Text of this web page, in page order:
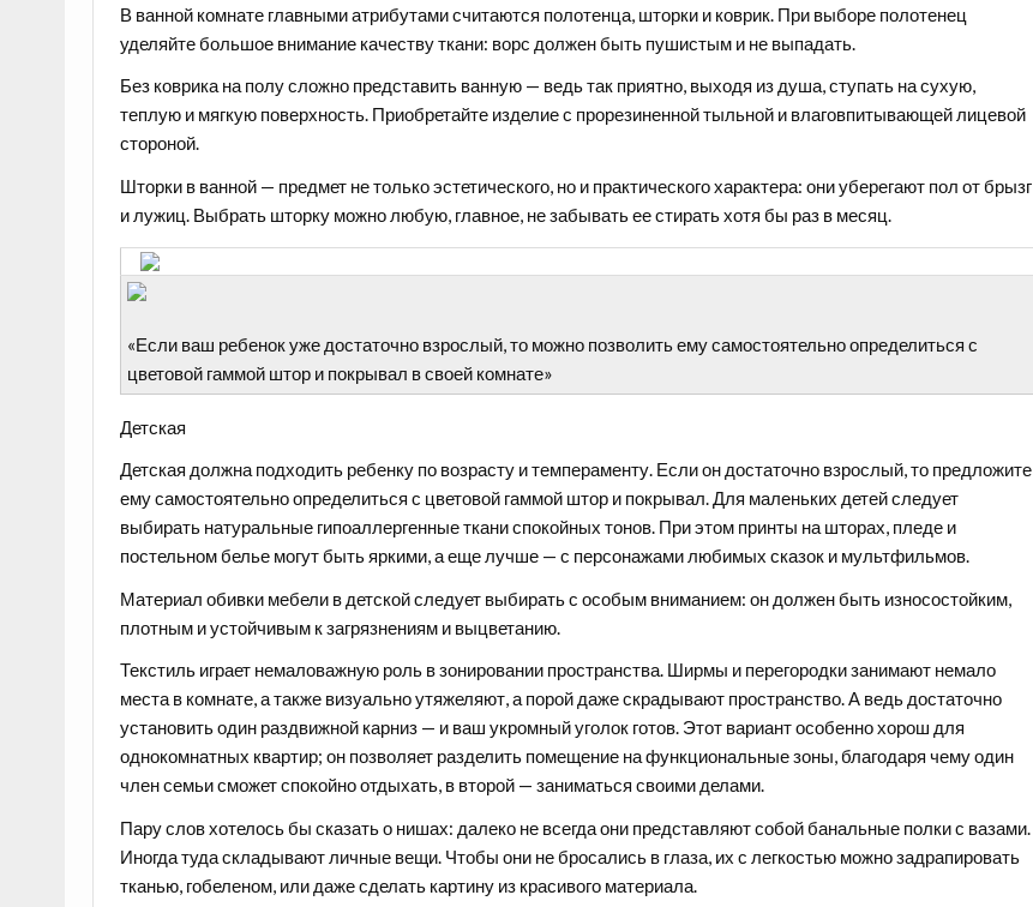
В ванной комнате главными атрибутами считаются полотенца, шторки и коврик. При выборе полотенец
уделяйте большое внимание качеству ткани: ворс должен быть пушистым и не выпадать.
Без коврика на полу сложно представить ванную — ведь так приятно, выходя из душа, ступать на сухую,
теплую и мягкую поверхность. Приобретайте изделие с прорезиненной тыльной и влаговпитывающей лицевой
стороной.
Шторки в ванной — предмет не только эстетического, но и практического характера: они уберегают пол от брызг
и лужиц. Выбрать шторку можно любую, главное, не забывать ее стирать хотя бы раз в месяц.
«Если ваш ребенок уже достаточно взрослый, то можно позволить ему самостоятельно определиться с
цветовой гаммой штор и покрывал в своей комнате»
Детская
Детская должна подходить ребенку по возрасту и темпераменту. Если он достаточно взрослый, то предложите
ему самостоятельно определиться с цветовой гаммой штор и покрывал. Для маленьких детей следует
выбирать натуральные гипоаллергенные ткани спокойных тонов. При этом принты на шторах, пледе и
постельном белье могут быть яркими, а еще лучше — с персонажами любимых сказок и мультфильмов.
Материал обивки мебели в детской следует выбирать с особым вниманием: он должен быть износостойким,
плотным и устойчивым к загрязнениям и выцветанию.
Текстиль играет немаловажную роль взонировании пространства. Ширмы и перегородки занимают немало
места в комнате, а также визуально утяжеляют, а порой даже скрадывают пространство. А ведь достаточно
установить один раздвижной карниз — и ваш укромный уголок готов. Этот вариант особенно хорош для
однокомнатных квартир; он позволяет разделить помещение на функциональные зоны, благодаря чему один
член семьи сможет спокойно отдыхать, в второй — заниматься своими делами.
Пару слов хотелось бы сказать о нишах: далеко не всегда они представляют собой банальные полки с вазами.
Иногда туда складывают личные вещи. Чтобы они не бросались в глаза, их с легкостью можно задрапировать
тканью, гобеленом, или даже сделать картину из красивого материала.